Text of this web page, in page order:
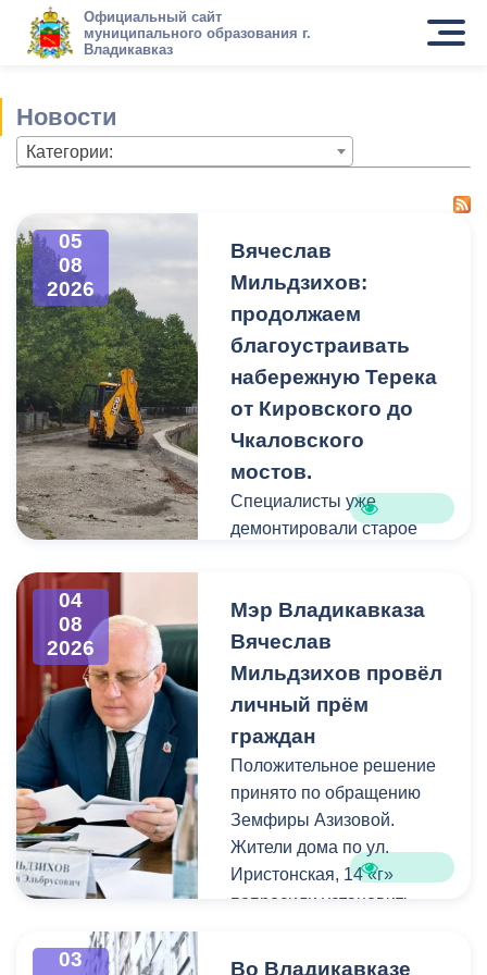
Официальный сайт
муниципального образования г.
Владикавказ
Новости
Категории:
05
08
2026
Вячеслав
Мильдзихов:
продолжаем
благоустраивать
набережную Терека
от Кировского до
Чкаловского
мостов.
Специалисты уже
демонтировали старое
рабочие устанавливают
бордюры и поребрики,
готовят основания
укладке брусчатки. Сейчас
специалисты
обустраивают основание
ограждения. Парапет
выполнен из
архитектурного бетона.
Как и на других участках
с металлическими
04
08
2026
Мэр Владикавказа
Вячеслав
Мильдзихов провёл
личный прём
граждан
Положительное решение
принято по обращению
Земфиры Азизовой.
Жители дома по ул.
Иристонская, 14 «г»
попросили установить
03
Во Владикавказе